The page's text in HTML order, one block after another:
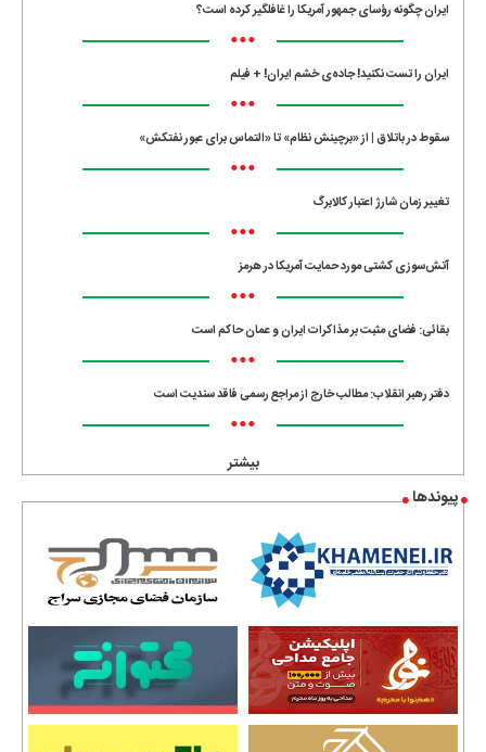
ایران چگونه رؤسای جمهور آمریکا را غافلگیر کرده است؟
•••
ایران را تست نکنید! جاده‌ی خشم ایران! + فیلم
•••
سقوط در باتلاق | از «برچینش نظام» تا «التماس برای عبور نفتکش»
•••
تغییر زمان شارژ اعتبار کالابرگ
•••
آتش‌سوزی کشتی مورد حمایت آمریکا در هرمز
•••
بقائی: فضای مثبت بر مذاکرات ایران و عمان حاکم است
•••
دفتر رهبر انقلاب: مطالب خارج از مراجع رسمی فاقد سندیت است
•••
بیشتر
پیوندها